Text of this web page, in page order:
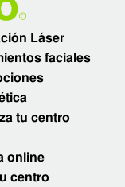
Láser
faciales
tu centro
online
centro